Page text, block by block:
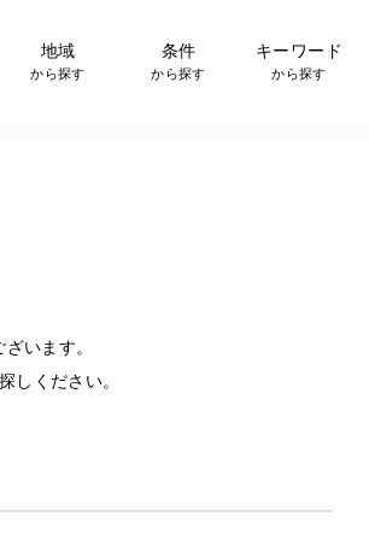
地域
から探す
条件
から探す
キーワード
から探す
います。
しください。